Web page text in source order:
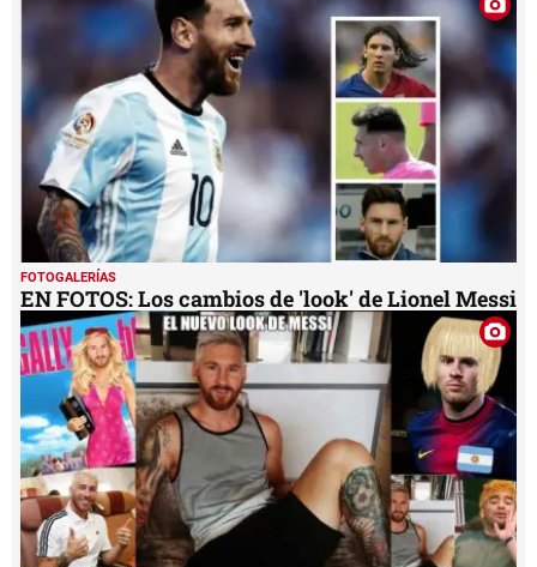
FOTOGALERÍAS
EN FOTOS: Los cambios de 'look' de Lionel Messi